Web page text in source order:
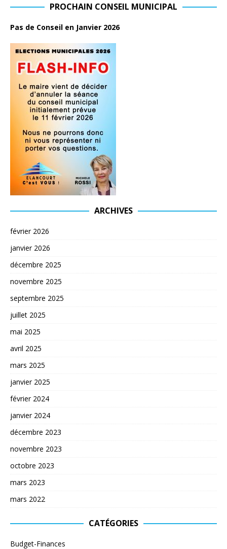
PROCHAIN CONSEIL MUNICIPAL
Pas de Conseil en Janvier 2026
ARCHIVES
février 2026
janvier 2026
décembre 2025
novembre 2025
septembre 2025
juillet 2025
mai 2025
avril 2025
mars 2025
janvier 2025
février 2024
janvier 2024
décembre 2023
novembre 2023
octobre 2023
mars 2023
mars 2022
CATÉGORIES
Budget-Finances